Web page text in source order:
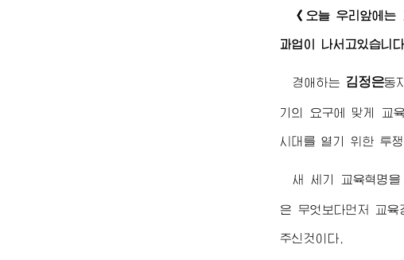
《오늘 우리앞에
과업이 나서고있습니다
경애하는 김정은동지
기의 요구에 맞게 교
시대를 열기 위한 투
새 세기 교육혁명
은 무엇보다먼저 교
주신것이다.